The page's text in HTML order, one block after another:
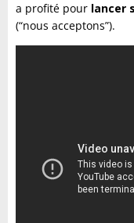
a profité pour lancer
(“nous acceptons”).